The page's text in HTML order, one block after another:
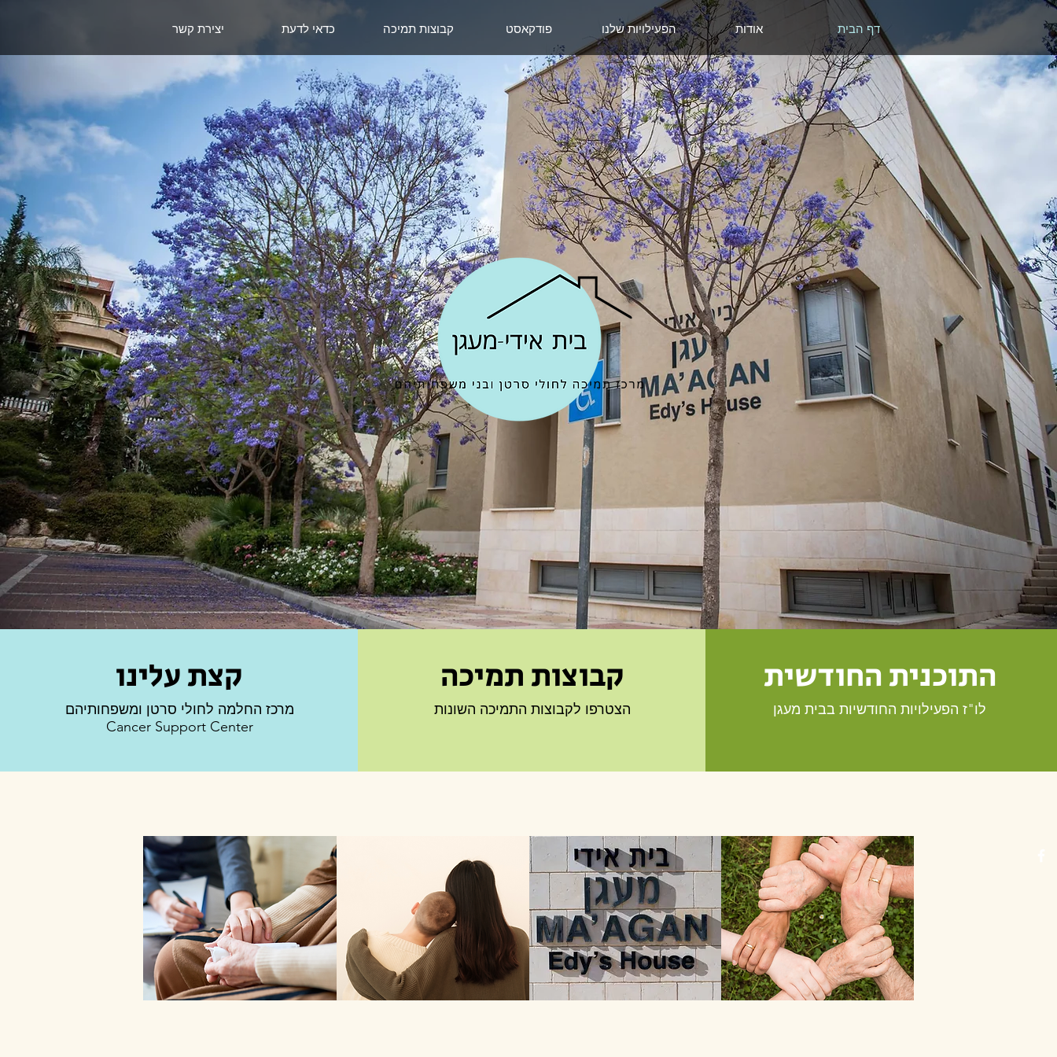
דף הבית אודות הפעילויות שלנו פודקאסט קבוצות תמיכה כדאי לדעת יצירת קשר
קצת עלינו
מרכז החלמה לחולי סרטן ומשפחותיהם
Cancer Support Center
קבוצות תמיכה
הצטרפו לקבוצות התמיכה השונות
התוכנית החודשית
לו"ז הפעילויות החודשיות בבית מעגן